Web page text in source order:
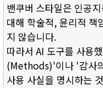
밴쿠버 스타일은 인공
대해 학술적, 윤리적 책
지 않습니다.
따라서 AI 도구를 사용
(Methods)'이나 '감사
사용 사실을 명시하는